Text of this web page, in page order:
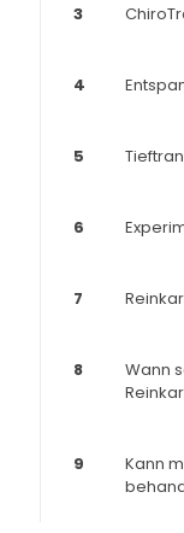
3
4
5
6
7
8
Wann
9
Kann